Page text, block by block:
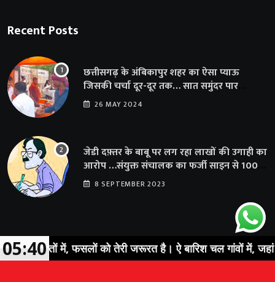
Recent Posts
छत्तीसगढ़ के अंबिकापुर शहर का ऐसा प्याऊ
जिसकी चर्चा दूर-दूर तक… सात समुंदर पार
अमेरिका से भी पहुंचा सहयोग
26 MAY 2024
जेडी दफ़्तर के बाबू पर लग रहा लाखों की उगाही का
आरोप …संयुक्त संचालक का फर्जी साइन से 100
शिक्षकों क़ो थमाया संशोधन आदेश
8 SEPTEMBER 2023
खेतों में, फसलों को तेरी जरूरत है। ऐ बारिश चल गांवों में, जहां तेरी
05:40